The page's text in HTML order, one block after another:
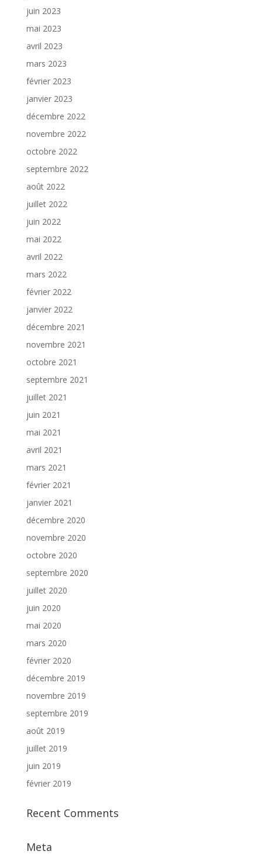
juin 2023
mai 2023
avril 2023
mars 2023
février 2023
janvier 2023
décembre 2022
novembre 2022
octobre 2022
septembre 2022
août 2022
juillet 2022
juin 2022
mai 2022
avril 2022
mars 2022
février 2022
janvier 2022
décembre 2021
novembre 2021
octobre 2021
septembre 2021
juillet 2021
juin 2021
mai 2021
avril 2021
mars 2021
février 2021
janvier 2021
décembre 2020
novembre 2020
octobre 2020
septembre 2020
juillet 2020
juin 2020
mai 2020
mars 2020
février 2020
décembre 2019
novembre 2019
septembre 2019
août 2019
juillet 2019
juin 2019
février 2019
Recent Comments
Meta